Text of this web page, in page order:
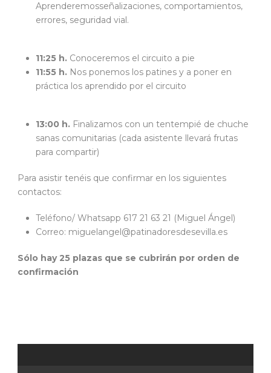
Aprenderemosseñalizaciones, comportamientos,
errores, seguridad vial.
11:25 h. Conoceremos el circuito a pie
11:55 h. Nos ponemos los patines y a poner en
práctica los aprendido por el circuito
13:00 h. Finalizamos con un tentempié de chuche
sanas comunitarias (cada asistente llevará frutas
para compartir)
Para asistir tenéis que confirmar en los siguientes
contactos:
Teléfono/ Whatsapp 617 21 63 21 (Miguel Ángel)
Correo: miguelangel@patinadoresdesevilla.es
Sólo hay 25 plazas que se cubrirán por orden de
confirmación